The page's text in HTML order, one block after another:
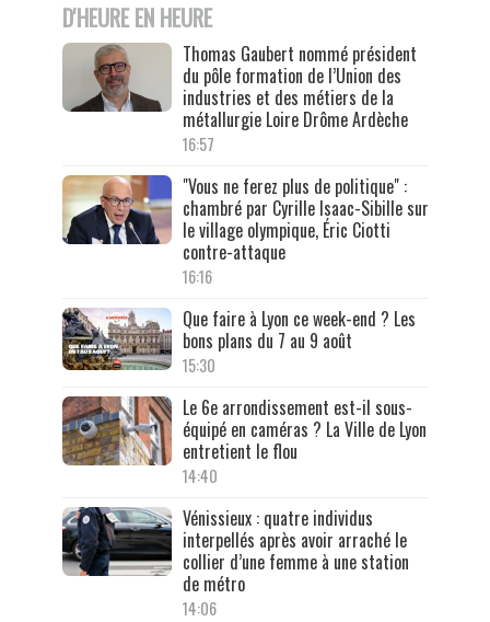
D'HEURE EN HEURE
Thomas Gaubert nommé président
du pôle formation de l’Union des
industries et des métiers de la
métallurgie Loire Drôme Ardèche
16:57
"Vous ne ferez plus de politique" :
chambré par Cyrille Isaac-Sibille sur
le village olympique, Éric Ciotti
contre-attaque
16:16
Que faire à Lyon ce week-end ? Les
bons plans du 7 au 9 août
15:30
Le 6e arrondissement est-il sous-
équipé en caméras ? La Ville de Lyon
entretient le flou
14:40
Vénissieux : quatre individus
interpellés après avoir arraché le
collier d’une femme à une station
de métro
14:06